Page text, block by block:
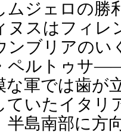
ジェロの勝
ヌスはフィレ
ンブリアの
ペルトゥサ
な軍では歯が
ていたイタリ
半島南部に方